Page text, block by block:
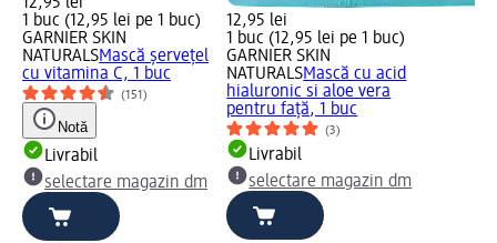
12,95 lei
1 buc (12,95 lei pe 1 buc)
GARNIER SKIN
NATURALSMască șervețel
cu vitamina C, 1 buc
(151)
Notă
Livrabil
selectare magazin dm
12,95 lei
1 buc (12,95 lei pe 1 buc)
GARNIER SKIN
NATURALSMască cu acid
hialuronic si aloe vera
pentru față, 1 buc
(3)
Livrabil
selectare magazin dm